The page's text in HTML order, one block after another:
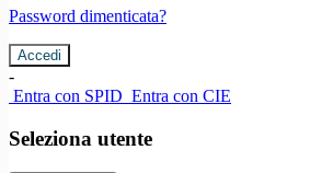
Password dimenticata?
-
Entra con SPID Entra con CIE
Seleziona utente